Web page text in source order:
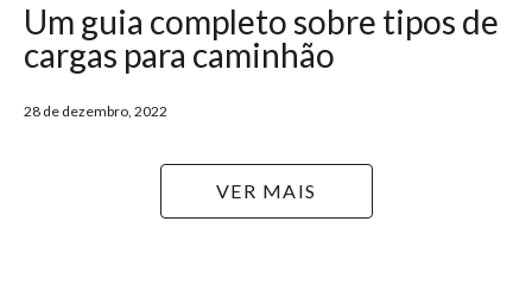
Um guia completo sobre tipos de
cargas para caminhão
28 de dezembro, 2022
VER MAIS